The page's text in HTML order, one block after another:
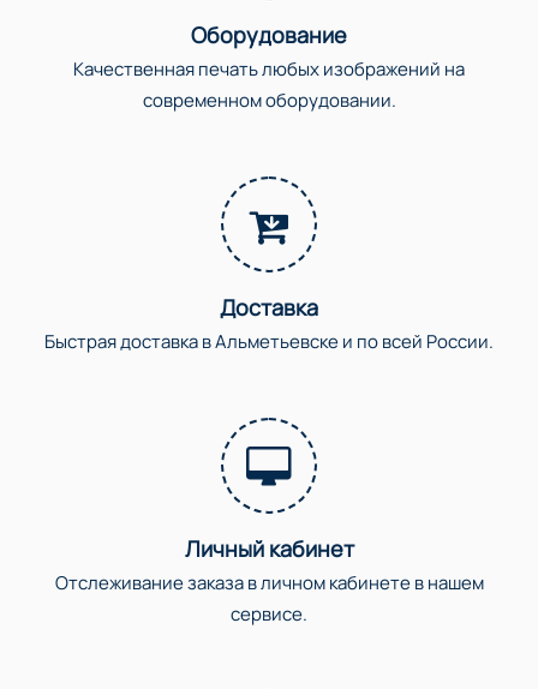
Оборудование
Качественная печать любых изображений на
современном оборудовании.
Доставка
Быстрая доставка в Альметьевске и по всей России.
Личный кабинет
Отслеживание заказа в личном кабинете в нашем
сервисе.